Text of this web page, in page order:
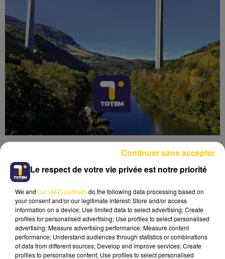
Lecture (4 min 6 sec)
Le respect de votre vie privée est notre priorité
We and our (447) partnersdo the following data processing based on
your consent and/or our legitimate interest: Store and/or access
information on a device; Use limited data to select advertising; Create
profiles for personalised advertising; Use profiles to select personalised
advertising; Measure advertising performance; Measure content
performance; Understand audiences through statistics or combinations
of data from different sources; Develop and improve services; Create
profiles to personalise content; Use profiles to select personalised
Continuer sans accepter